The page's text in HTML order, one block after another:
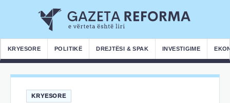
KRYESORE POLITIKË DREJTËSI & SPAK INVESTIGIME
KRYESORE